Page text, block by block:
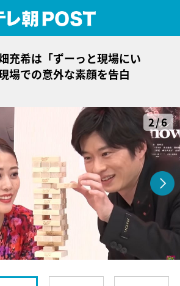
充希は「ずーっと現場にい
場での意外な素顔を告白
2/6